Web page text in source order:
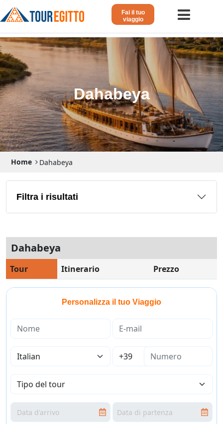
Fai il tuo
viaggio
Home
Viaggio in Egitto
Crociera sul Nilo
Vacanze Lusso in Egitto
Dahabeya Lusso
Egitto Agosto
Guida di Viaggio Giordania
Dahabeya
Home Dahabeya
Filtra i risultati
Dahabeya
Tour Itinerario Prezzo
Personalizza il tuo Viaggio